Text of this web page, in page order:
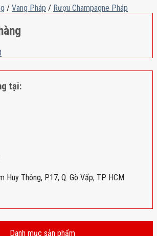
/ Vang Pháp / Rượu Champagne Pháp
tại:
Thông, P.17, Q. Gò Vấp, TP HCM
Danh mục sản phẩm